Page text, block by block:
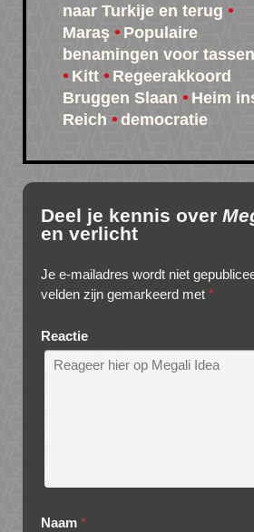
naar Turkije en terug
Maraş
Populaire
benamingen voor tassen
Kitt
Regeerakkoord
Bruggen Slaan
Heim
Reich
democratie
Deel je kennis over
en verlicht
Je e-mailadres wordt niet
velden zijn gemarkeerd met *
Reactie
Naam *